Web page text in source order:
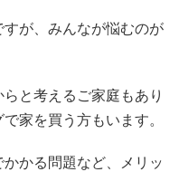
が、みんなが悩むのが
と考えるご家庭もあり
家を買う方もいます。
かる問題など、メリッ